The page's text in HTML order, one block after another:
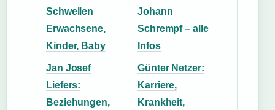
Schwellen
Erwachsene,
Kinder, Baby
Johann
Schrempf – alle
Infos
Jan Josef
Liefers:
Beziehungen,
Günter Netzer:
Karriere,
Krankheit,